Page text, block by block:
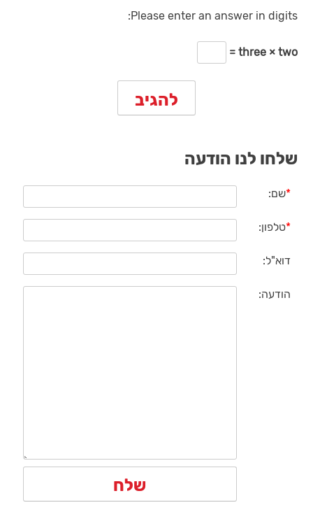
Please enter an answer in digits:
three × two =
שלחו לנו הודעה
*שם:
*טלפון:
דוא"ל:
הודעה: